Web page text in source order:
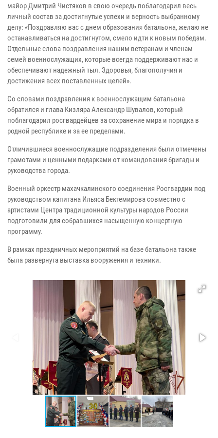
майор Дмитрий Чистяков в свою очередь поблагодарил весь
личный состав за достигнутые успехи и верность выбранному
делу: «Поздравляю вас с днем образования батальона, желаю не
останавливаться на достигнутом, смело идти к новым победам.
Отдельные слова поздравления нашим ветеранам и членам
семей военнослужащих, которые всегда поддерживают нас и
обеспечивают надежный тыл. Здоровья, благополучия и
достижения всех поставленных целей».
Со словами поздравления к военнослужащим батальона
обратился и глава Кизляра Александр Шувалов, который
поблагодарил росгвардейцев за сохранение мира и порядка в
родной республике и за ее пределами.
Отличившиеся военнослужащие подразделения были отмечены
грамотами и ценными подарками от командования бригады и
руководства города.
Военный оркестр махачкалинского соединения Росгвардии под
руководством капитана Ильяса Бектемирова совместно с
артистами Центра традиционной культуры народов России
подготовили для собравшихся насыщенную концертную
программу.
В рамках праздничных мероприятий на базе батальона также
была развернута выставка вооружения и техники.